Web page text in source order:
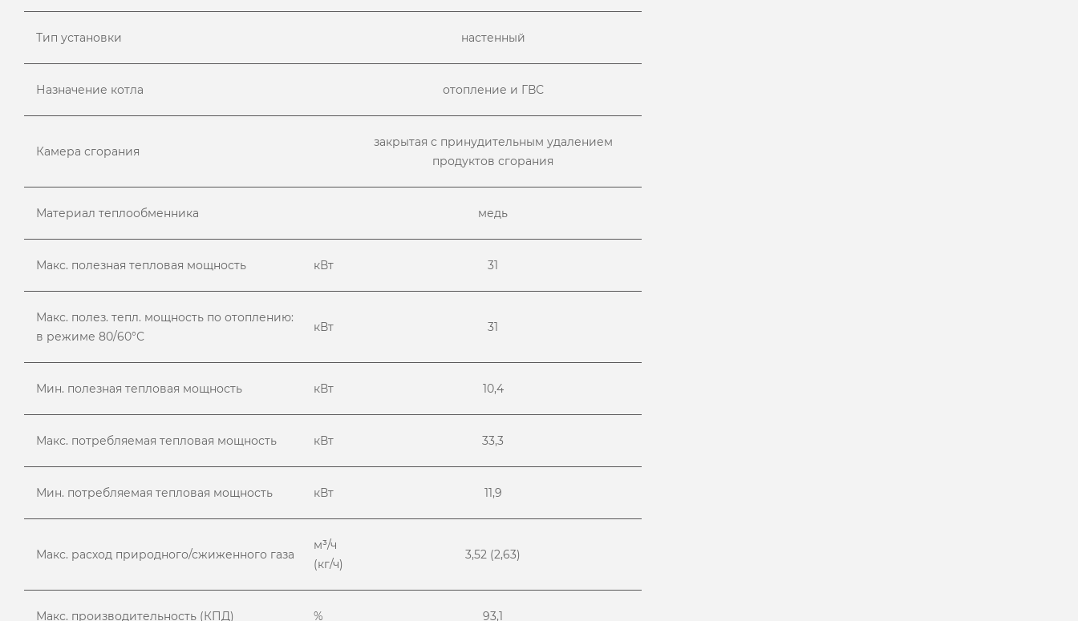
Тип установки настенный
Назначение котла отопление и ГВС
Камера сгорания
закрытая с принудительным удалением
продуктов сгорания
Материал теплообменника медь
Макс. полезная тепловая мощность кВт 31
Макс. полез. тепл. мощность по отоплению:
в режиме 80/60°С
кВт 31
Мин. полезная тепловая мощность кВт 10,4
Макс. потребляемая тепловая мощность кВт 33,3
Мин. потребляемая тепловая мощность кВт 11,9
Макс. расход природного/сжиженного газа
м³/ч
(кг/ч)
3,52 (2,63)
Макс. производительность (КПД) % 93,1